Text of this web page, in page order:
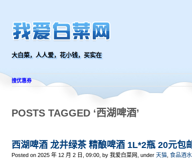
大白菜，人人爱，花小钱，买实在
搜优惠券
POSTS TAGGED ‘西湖啤酒’
西湖啤酒 龙井绿茶 精酿啤酒 1L*2瓶 20元包
Posted on 2025 年 12 月 2 日, 09:00, by 我爱白菜网, under 天猫 食品酒水